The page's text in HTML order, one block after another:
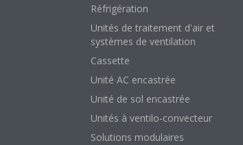
Réfrigération
Unités de traitement d'air et
systèmes de ventilation
Cassette
Unité AC encastrée
Unité de sol encastrée
Unités à ventilo-convecteur
Solutions modulaires